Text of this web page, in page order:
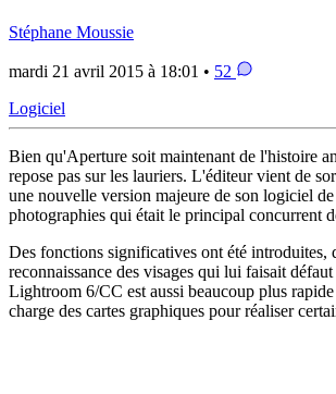
Stéphane Moussie
mardi 21 avril 2015 à 18:01 • 52
Logiciel
Bien qu'Aperture soit maintenant de l'histoire
repose pas sur les lauriers. L'éditeur vient de
une nouvelle version majeure de son logiciel
photographies qui était le principal concurrent
Des fonctions significatives ont été introduites,
reconnaissance des visages qui lui faisait défaut
Lightroom 6/CC est aussi beaucoup plus
charge des cartes graphiques pour réaliser